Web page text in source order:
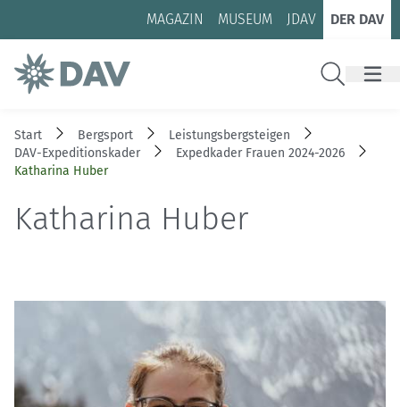
Zum Inhalt
Zur Footer-Navigation
MAGAZIN MUSEUM JDAV DER DAV
Start Bergsport
Leistungsbergsteigen
DAV-Expeditionskader
Expedkader Frauen 2024-2026
Katharina Huber
Katharina Huber